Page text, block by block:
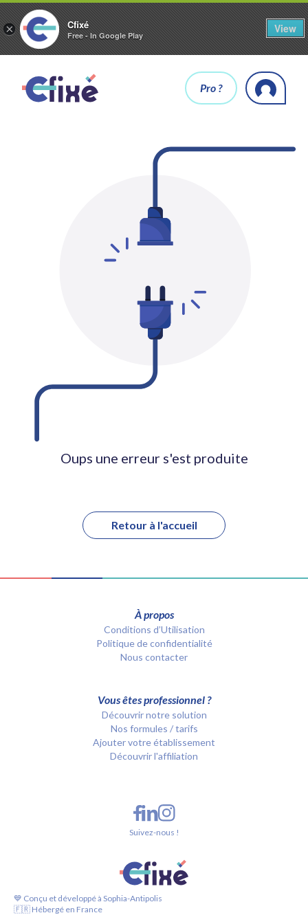
× Cfixé
Free - In Google Play
View
Pro ?
Oups une erreur s'est produite
Retour à l'accueil
À propos
Conditions d’Utilisation
Politique de confidentialité
Nous contacter
Vous êtes professionnel ?
Découvrir notre solution
Nos formules / tarifs
Ajouter votre établissement
Découvrir l'affiliation
💙 Conçu et développé à Sophia-Antipolis
🇫🇷 Hébergé en France
Suivez-nous !